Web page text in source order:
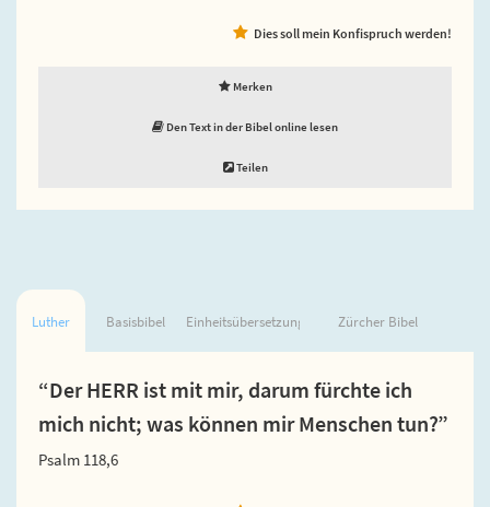
Dies soll mein Konfispruch werden!
Merken
Den Text in der Bibel online lesen
Teilen
Luther Basisbibel Einheitsübersetzung Zürcher Bibel
“Der HERR ist mit mir, darum fürchte ich
mich nicht; was können mir Menschen tun?”
Psalm 118,6